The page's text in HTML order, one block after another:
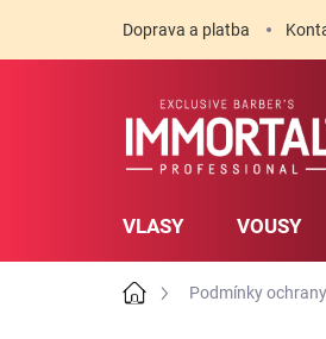
Doprava a platba
VLASY VOUSY
DomovPodmínky